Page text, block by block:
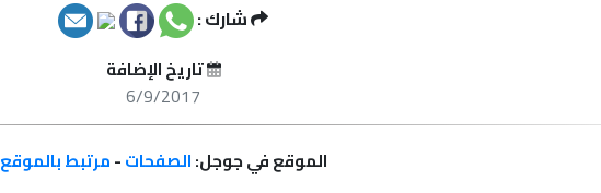
شارك :
تاريخ الإضافة
6/9/2017
الموقع في جوجل:الصفحات-مرتبط بالموقع